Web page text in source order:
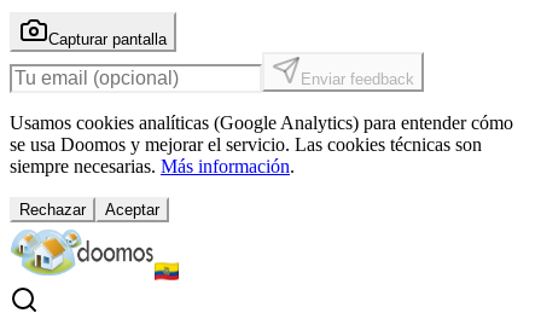
Capturar pantalla
Enviar feedback
Usamos cookies analíticas (Google Analytics) para entender cómo
se usa Doomos y mejorar el servicio. Las cookies técnicas son
siempre necesarias. Más información.
Rechazar Aceptar